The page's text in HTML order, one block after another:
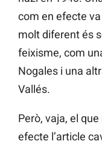
com en efecte
molt diferent és
feixisme, com
Nogales i una
Vallés.
Però, vaja, el
efecte l’article